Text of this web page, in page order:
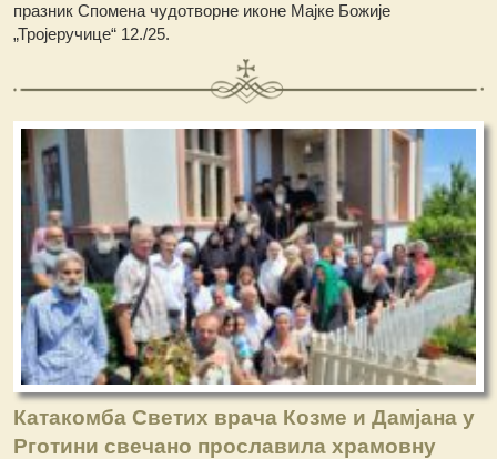
празник Спомена чудотворне иконе Мајке Божије
„Тројеручице“ 12./25.
Катакомба Светих врача Козме и Дамјана у
Рготини свечано прославила храмовну